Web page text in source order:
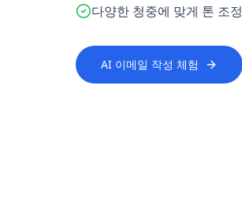
다양한 청중에 맞게 톤 조정
AI 이메일 작성 체험